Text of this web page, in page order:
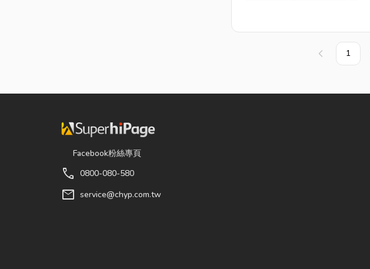
上一頁 1
Facebook粉絲專頁
call 0800-080-580
mail service@chyp.com.tw